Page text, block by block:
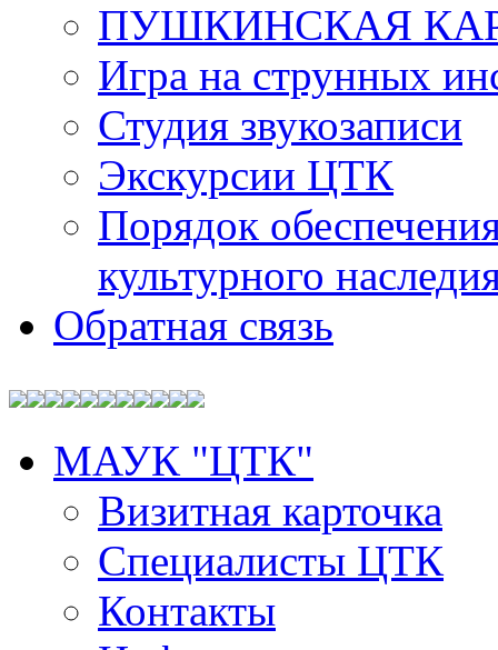
ПУШКИНСКАЯ
Игра на струнных
Студия звукозаписи
Экскурсии ЦТК
Порядок
культурного
Обратная связь
МАУК "ЦТК"
Визитная карточка
Специалисты ЦТК
Контакты